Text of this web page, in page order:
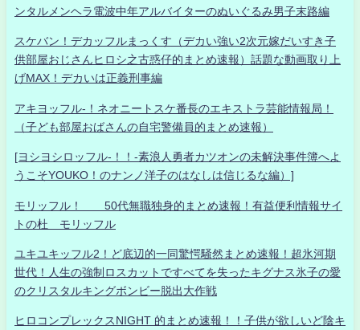
ンタルメンヘラ電波中年アルバイターのぬいぐるみ男子末路編
スケバン！デカッフルまっくす（デカい強い2次元嫁だいすき子
供部屋おじさんヒロシ之古惑仔的まとめ速報）話題な動画取り上
げMAX！デカいは正義刑事編
アキヨッフル-！ネオニートスケ番長のエキストラ芸能情報局！
（子ども部屋おばさんの自宅警備員的まとめ速報）
[ヨシヨシロッフル-！！-素浪人勇者カツオンの未解決事件簿へよ
うこそYOUKO！のナンノ洋子のはなしは信じるな編）]
モリッフル！ 50代無職独身的まとめ速報！有益便利情報サイ
トの杜 モリッフル
ユキユキッフル2！ど底辺的一同驚愕騒然まとめ速報！超氷河期
世代！人生の強制ロスカットですべてを失ったキグナス氷子の愛
のクリスタルキングボンビー脱出大作戦
ヒロコンプレックスNIGHT 的まとめ速報！！子供が欲しいど陰キ